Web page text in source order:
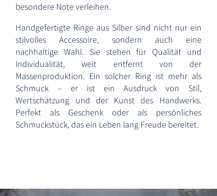
besondere Note verleihen.
Handgefertigte Ringe aus Silber sind nicht nur ein
stilvolles Accessoire, sondern auch eine
nachhaltige Wahl. Sie stehen für Qualität und
Individualität, weit entfernt von der
Massenproduktion. Ein solcher Ring ist mehr als
Schmuck – er ist ein Ausdruck von Stil,
Wertschätzung und der Kunst des Handwerks.
Perfekt als Geschenk oder als persönliches
Schmuckstück, das ein Leben lang Freude bereitet.